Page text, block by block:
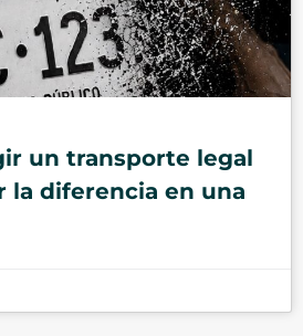
un transporte legal
la diferencia en una